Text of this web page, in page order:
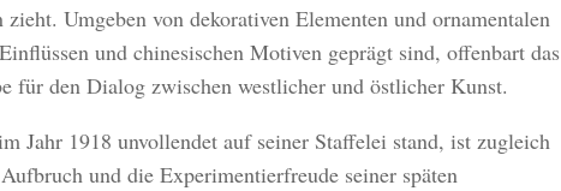
Umgeben von dekorativen Elementen und ornamentalen
und chinesischen Motiven geprägt sind, offenbart das
für den Dialog zwischen westlicher und östlicher Kunst.
Jahr 1918 unvollendet auf seiner Staffelei stand, ist zugleich
und die Experimentierfreude seiner späten